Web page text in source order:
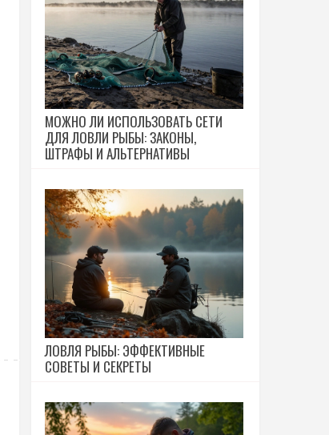
МОЖНО ЛИ ИСПОЛЬЗОВАТЬ СЕТИ
ДЛЯ ЛОВЛИ РЫБЫ: ЗАКОНЫ,
ШТРАФЫ И АЛЬТЕРНАТИВЫ
ЛОВЛЯ РЫБЫ: ЭФФЕКТИВНЫЕ
СОВЕТЫ И СЕКРЕТЫ